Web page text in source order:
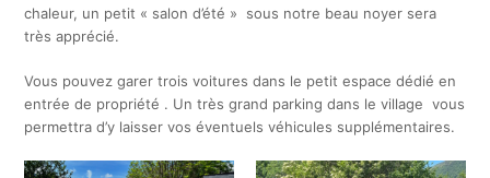
chaleur, un petit « salon d’été » sous notre beau noyer sera
très apprécié.
Vous pouvez garer trois voitures dans le petit espace dédié en
entrée de propriété . Un très grand parking dans le village vous
permettra d’y laisser vos éventuels véhicules supplémentaires.